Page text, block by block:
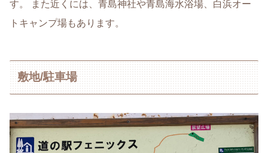
す。 また近くには、青島神社や青島海水浴場、白浜オー
トキャンプ場もあります。
敷地/駐車場